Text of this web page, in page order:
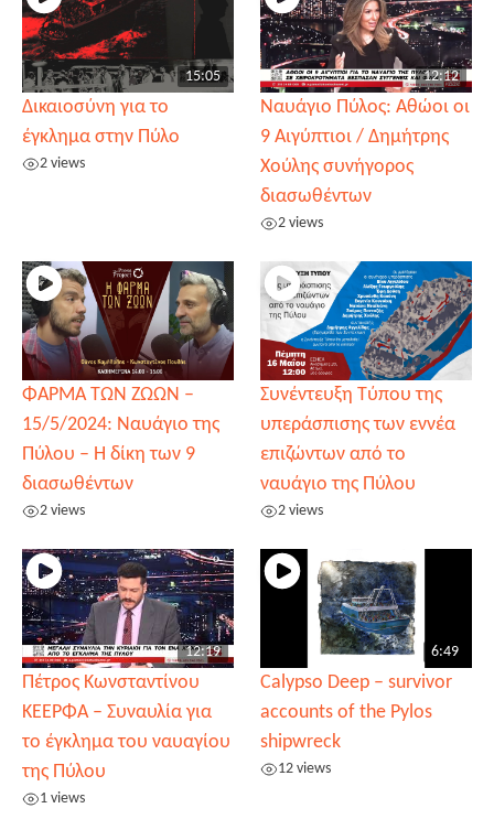
15:05
Δικαιοσύνη για το
έγκλημα στην Πύλο
2 views
12:12
Ναυάγιο Πύλος: Αθώοι οι
9 Αιγύπτιοι / Δημήτρης
Χούλης συνήγορος
διασωθέντων
2 views
ΦΑΡΜΑ ΤΩΝ ΖΩΩΝ –
15/5/2024: Ναυάγιο της
Πύλου – Η δίκη των 9
διασωθέντων
2 views
Συνέντευξη Τύπου της
υπεράσπισης των εννέα
επιζώντων από το
ναυάγιο της Πύλου
2 views
12:19
Πέτρος Κωνσταντίνου
ΚΕΕΡΦΑ – Συναυλία για
το έγκλημα του ναυαγίου
της Πύλου
1 views
6:49
Calypso Deep – survivor
accounts of the Pylos
shipwreck
12 views